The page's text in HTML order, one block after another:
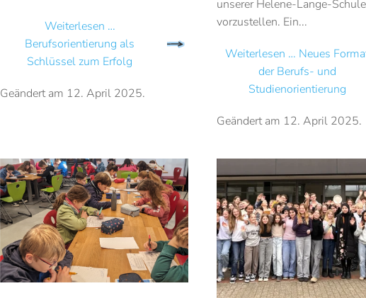
Weiterlesen …
Berufsorientierung als
Schlüssel zum Erfolg
Geändert am 12. April 2025.
unserer Helene-Lange-Schule
vorzustellen. Ein...
Weiterlesen … Neues
der Berufs- und
Studienorientierung
Geändert am 12. April 2025.